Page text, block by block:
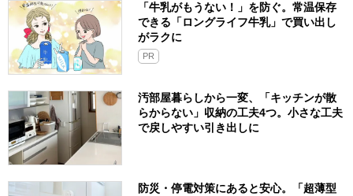
「牛乳がもうない！」を防ぐ。常温保存
できる「ロングライフ牛乳」で買い出し
がラクに
PR
汚部屋暮らしから一変、「キッチンが散
らからない」収納の工夫4つ。小さな工夫
で戻しやすい引き出しに
防災・停電対策にあると安心。「超薄型